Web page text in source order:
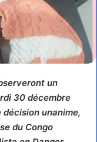
un
30 décembre
unanime,
du Congo